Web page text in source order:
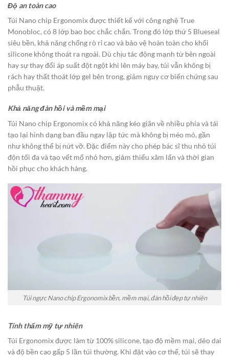
Độ an toàn cao
Túi Nano chip Ergonomix được thiết kế với công nghệ True
Monobloc, có 8 lớp bao bọc chắc chắn. Trong đó lớp thứ 5 Blueseal
siêu bền, khả năng chống rò rỉ cao và bảo vệ hoàn toàn cho khối
silicone không thoát ra ngoài. Dù chịu tác động mạnh từ bên ngoài
hay sự thay đổi áp suất đột ngột khi lên máy bay, túi vẫn không bị
rách hay thất thoát lớp gel bên trong, giảm nguy cơ biến chứng sau
phẫu thuật.
Khả năng đàn hồi và mềm mại
Túi Nano chip Ergonomix có khả năng kéo giãn về nhiều phía và tái
tạo lại hình dạng ban đầu ngay lập tức mà không bị méo mó, gần
như không thể bị nứt vỡ. Đặc điểm này cho phép bác sĩ thu nhỏ túi
độn tối đa và tạo vết mổ nhỏ hơn, giảm thiểu xâm lấn và thời gian
hồi phục cho khách hàng.
Túi ngực Nano chip Ergonomix bền, mềm mại, đàn hồi đẹp tự nhiên
Tính thẩm mỹ tự nhiên
Túi Ergonomix được làm từ 100% silicone, tạo độ mềm mại, dẻo dai
và độ bền cao gấp 5 lần túi thường. Khi đặt vào cơ thể, túi sẽ thay